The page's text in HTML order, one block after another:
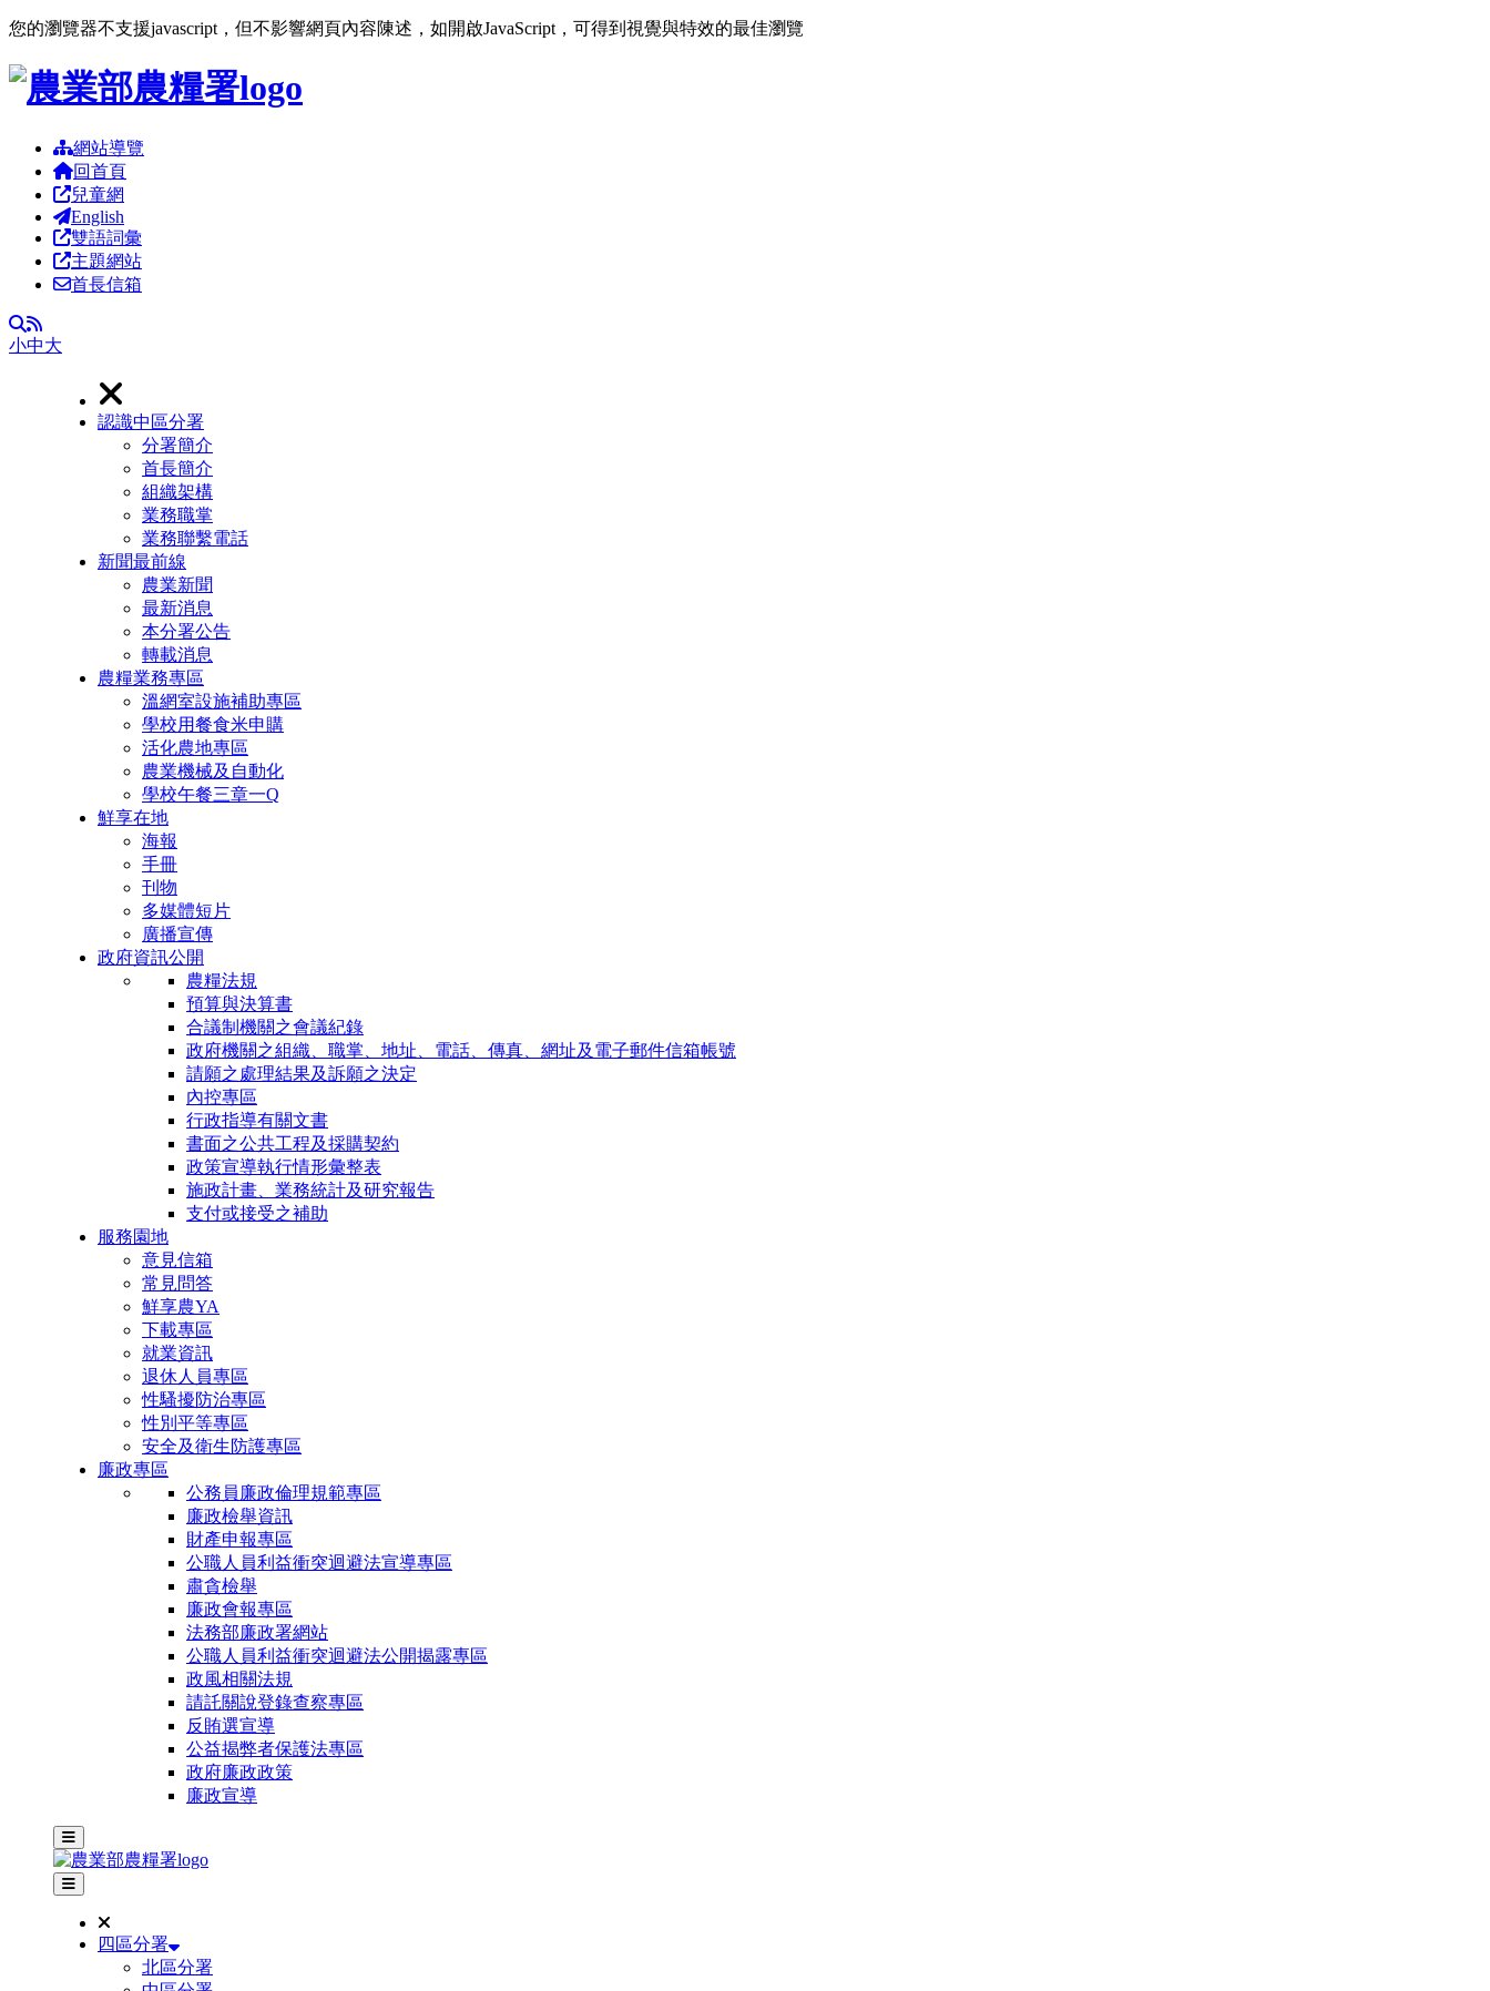
您的瀏覽器不支援javascript，但不影響網頁內容陳述，如開啟JavaScript，可得到視覺與特效的最佳瀏覽
跳到主要內容區塊
網站導覽
回首頁
兒童網
English
雙語詞彙
主題網站
首長信箱
全文檢索
RSS
小中大
認識中區分署
分署簡介
首長簡介
組織架構
業務職掌
業務聯繫電話
新聞最前線
農業新聞
最新消息
本分署公告
轉載消息
農糧業務專區
溫網室設施補助專區
學校用餐食米申購
活化農地專區
農業機械及自動化
學校午餐三章一Q
鮮享在地
海報
手冊
刊物
多媒體短片
廣播宣傳
政府資訊公開
農糧法規
預算與決算書
合議制機關之會議紀錄
政府機關之組織、職掌、地址、電話、傳真、網址及電子郵件信箱帳號
請願之處理結果及訴願之決定
內控專區
行政指導有關文書
書面之公共工程及採購契約
政策宣導執行情形彙整表
施政計畫、業務統計及研究報告
支付或接受之補助
服務園地
意見信箱
常見問答
鮮享農YA
下載專區
就業資訊
退休人員專區
性騷擾防治專區
性別平等專區
安全及衛生防護專區
廉政專區
公務員廉政倫理規範專區
廉政檢舉資訊
財產申報專區
公職人員利益衝突迴避法宣導專區
肅貪檢舉
廉政會報專區
法務部廉政署網站
公職人員利益衝突迴避法公開揭露專區
政風相關法規
請託關說登錄查察專區
反賄選宣導
公益揭弊者保護法專區
政府廉政政策
廉政宣導
主選單
其他網站選單
四區分署
北區分署